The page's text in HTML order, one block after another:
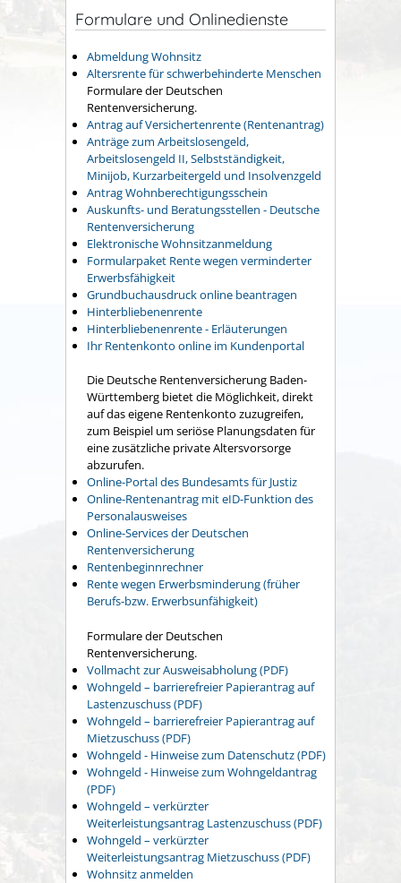
Formulare und Onlinedienste
Abmeldung Wohnsitz
Altersrente für schwerbehinderte Menschen
Formulare der Deutschen
Rentenversicherung.
Antrag auf Versichertenrente (Rentenantrag)
Anträge zum Arbeitslosengeld,
Arbeitslosengeld II, Selbstständigkeit,
Minijob, Kurzarbeitergeld und Insolvenzgeld
Antrag Wohnberechtigungsschein
Auskunfts- und Beratungsstellen - Deutsche
Rentenversicherung
Elektronische Wohnsitzanmeldung
Formularpaket Rente wegen verminderter
Erwerbsfähigkeit
Grundbuchausdruck online beantragen
Hinterbliebenenrente
Hinterbliebenenrente - Erläuterungen
Ihr Rentenkonto online im Kundenportal
Die Deutsche Rentenversicherung Baden-
Württemberg bietet die Möglichkeit, direkt
auf das eigene Rentenkonto zuzugreifen,
zum Beispiel um seriöse Planungsdaten für
eine zusätzliche private Altersvorsorge
abzurufen.
Online-Portal des Bundesamts für Justiz
Online-Rentenantrag mit eID-Funktion des
Personalausweises
Online-Services der Deutschen
Rentenversicherung
Rentenbeginnrechner
Rente wegen Erwerbsminderung (früher
Berufs-bzw. Erwerbsunfähigkeit)
Formulare der Deutschen
Rentenversicherung.
Vollmacht zur Ausweisabholung (PDF)
Wohngeld – barrierefreier Papierantrag auf
Lastenzuschuss (PDF)
Wohngeld – barrierefreier Papierantrag auf
Mietzuschuss (PDF)
Wohngeld - Hinweise zum Datenschutz (PDF)
Wohngeld - Hinweise zum Wohngeldantrag
(PDF)
Wohngeld – verkürzter
Weiterleistungsantrag Lastenzuschuss (PDF)
Wohngeld – verkürzter
Weiterleistungsantrag Mietzuschuss (PDF)
Wohnsitz anmelden